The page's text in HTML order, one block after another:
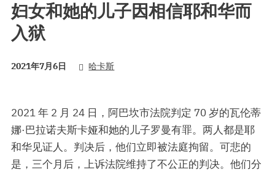
妇女和她的儿子因相信耶和华而
入狱
2021年7月6日 哈卡斯
2021 年 2 月 24 日，阿巴坎市法院判定 70 岁的瓦伦蒂
娜·巴拉诺夫斯卡娅和她的儿子罗曼有罪。两人都是耶
和华见证人。判决后，他们立即被法庭拘留。可悲的
是，三个月后，上诉法院维持了不公正的判决。他们分